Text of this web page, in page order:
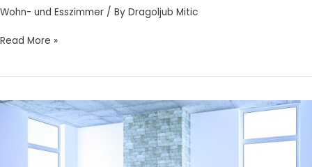
Wohn- und Esszimmer / By Dragoljub Mitic
Read More »
TERRA-
ZIEGELGRAU